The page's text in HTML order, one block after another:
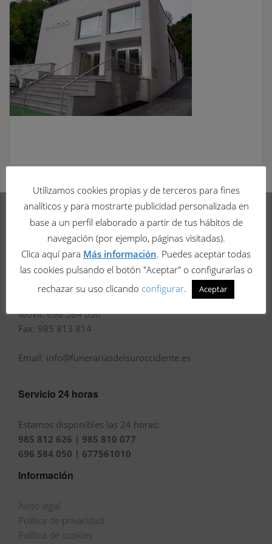
Funerarias del Suroccidente
Av. de Oviedo, 18
33800 - Cangas del Narcea (Asturias)
Movil: 696 584 050
Fax: 985 813 814
Email: info@funerariasdelsuroccidente.es
Servicio 24 horas
Estamos disponibles las 24 horas:
985 812 626 | 985 810 077
696 584 050 | 677561010
Información
Aviso legal
Política de privacidad
Política de cookies
Utilizamos cookies propias y de terceros para fines
analíticos y para mostrarte publicidad personalizada en
base a un perfil elaborado a partir de tus hábitos de
navegación (por ejemplo, páginas visitadas).
Clica aquí para Más información. Puedes aceptar todas
las cookies pulsando el botón "Aceptar" o configurarlas o
rechazar su uso clicando configurar. Aceptar